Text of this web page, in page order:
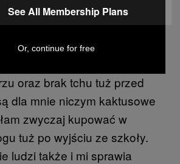
mówiąc, jest on właściwie
torcie. To intymność
osobą ekscytuje
i w zupełności zaspokaja.
oraz brak tchu tuż przed
dla mnie niczym kaktusowe
zwyczaj kupować w
tuż po wyjściu ze szkoły.
ludzi także i mi sprawia
See All Membership Plans
Or, continue for free